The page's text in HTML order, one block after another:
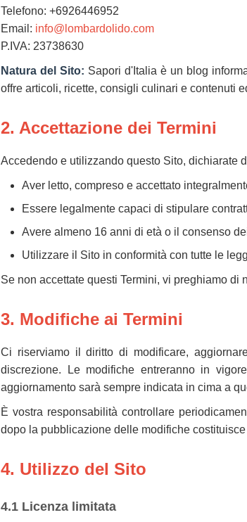
Telefono: +6926446952
Email: info@lombardolido.com
P.IVA: 23738630
Natura del Sito: Sapori d'Italia è un blog
offre articoli, ricette, consigli culinari e contenuti
2. Accettazione dei Termini
Accedendo e utilizzando questo Sito, dichiarate
Aver letto, compreso e accettato
Essere legalmente capaci di stipulare
Avere almeno 16 anni di età o il consenso
Utilizzare il Sito in conformità con tutte le
Se non accettate questi Termini, vi preghiamo di
3. Modifiche ai Termini
Ci riserviamo il diritto di modificare,
discrezione. Le modifiche entreranno in
aggiornamento sarà sempre indicata in cima a
È vostra responsabilità controllare
dopo la pubblicazione delle modifiche
4. Utilizzo del Sito
4.1 Licenza limitata